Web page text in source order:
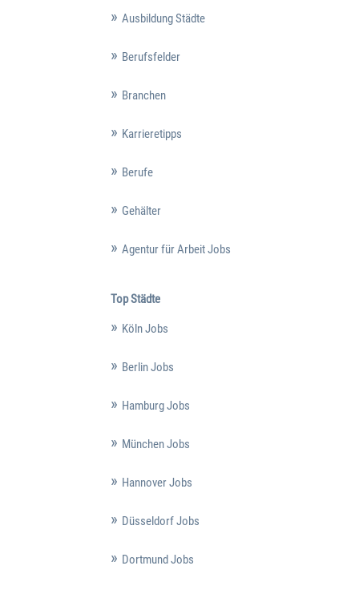
Ausbildung Städte
Berufsfelder
Branchen
Karrieretipps
Berufe
Gehälter
Agentur für Arbeit Jobs
Top Städte
Köln Jobs
Berlin Jobs
Hamburg Jobs
München Jobs
Hannover Jobs
Düsseldorf Jobs
Dortmund Jobs